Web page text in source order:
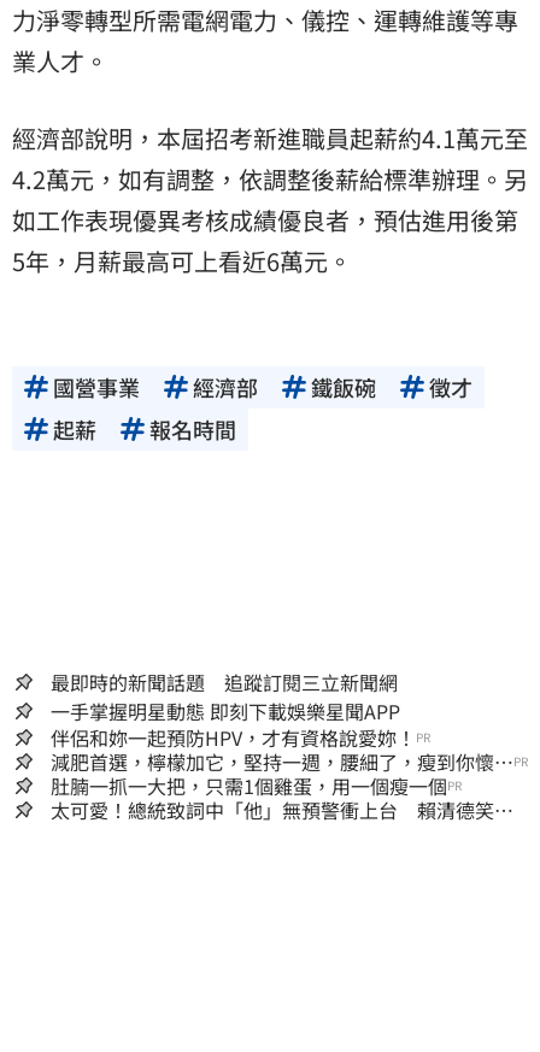
力淨零轉型所需電網電力、儀控、運轉維護等專
業人才。
經濟部說明，本屆招考新進職員起薪約4.1萬元至
4.2萬元，如有調整，依調整後薪給標準辦理。另
如工作表現優異考核成績優良者，預估進用後第
5年，月薪最高可上看近6萬元。
國營事業 經濟部 鐵飯碗
徵才
起薪
報名時間
最即時的新聞話題 追蹤訂閱三立新聞網
一手掌握明星動態 即刻下載娛樂星聞APP
伴侶和妳一起預防HPV，才有資格說愛妳！ PR
減肥首選，檸檬加它，堅持一週，腰細了，瘦到你懷疑
人生
PR
肚腩一抓一大把，只需1個雞蛋，用一個瘦一個PR
太可愛！總統致詞中「他」無預警衝上台 賴清德笑